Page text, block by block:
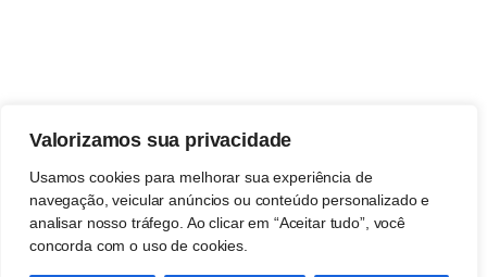
Valorizamos sua privacidade
Usamos cookies para melhorar sua experiência de
navegação, veicular anúncios ou conteúdo personalizado e
analisar nosso tráfego. Ao clicar em “Aceitar tudo”, você
concorda com o uso de cookies.